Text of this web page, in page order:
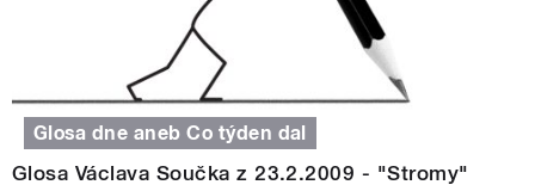
Glosa dne aneb Co týden dal
Glosa Václava Součka z 23.2.2009 - "Stromy"